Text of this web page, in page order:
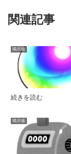
関連記事
掲示板
続きを読む
掲示板